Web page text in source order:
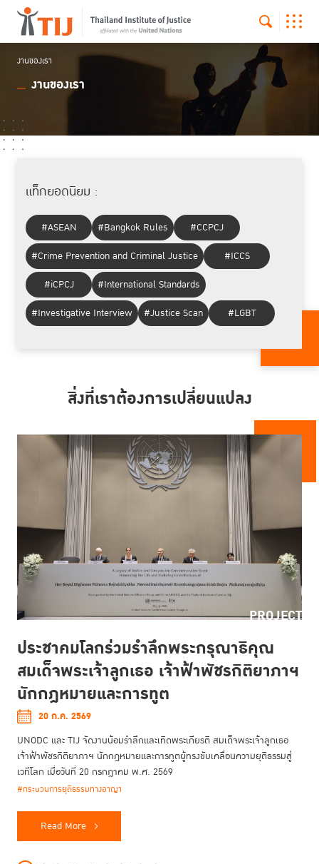
งานของเรา
งานของเรา
แท็กยอดนิยม :
#ASEAN #Bangkok Rules
#CCPCJ
#Crime Prevention and Criminal Justice
#ICCS
#iCPCJ
#International Standards
#Investigative Interview
#Justice Scan #LGBT
สิ่งที่เราต้องการเปลี่ยนแปลง
Read More
ประชาคมโลกร่วมรำลึกพระกรุณาธิคุณ
สมเด็จพระเจ้าลูกเธอ เจ้าฟ้าพัชรกิติยาภาฯ
นักกฎหมายและการทูต
20 ก.ค. 2569
UNODC และ TIJ จัดงานน้อมรำลึกและเทิดพระเกียรติ สมเด็จพระเจ้าลูกเธอ
เจ้าฟ้าพัชรกิติยาภาฯ นักกฎหมายและการทูตผู้ทรงขับเคลื่อนความยุติธรรมสู่
เวทีโลก เมื่อวันที่ 20 กรกฎาคม พ.ศ. 2569
#กระบวนการยุติธรรมทางอาญา
PROJECT